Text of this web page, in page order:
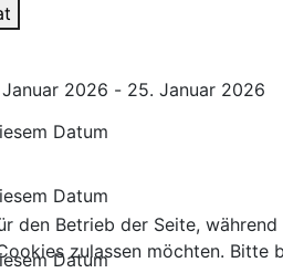
Januar 2026 - 25. Januar 2026
Datum
Datum
Datum
den Betrieb der Seite,
zulassen möchten.